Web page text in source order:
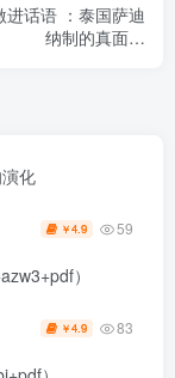
进话语 ：泰国萨迪
纳制的真面目
化
￥4.9 59
）
￥4.9 83